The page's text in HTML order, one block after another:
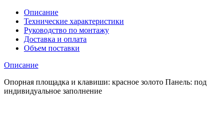
Описание
Технические характеристики
Руководство по монтажу
Доставка и оплата
Объем поставки
Описание
Опорная площадка и клавиши: красное золото Панель: под
индивидуальное заполнение